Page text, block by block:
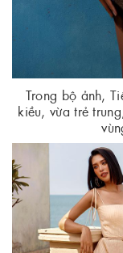
Trong bộ ảnh,
kiều, vừa trẻ